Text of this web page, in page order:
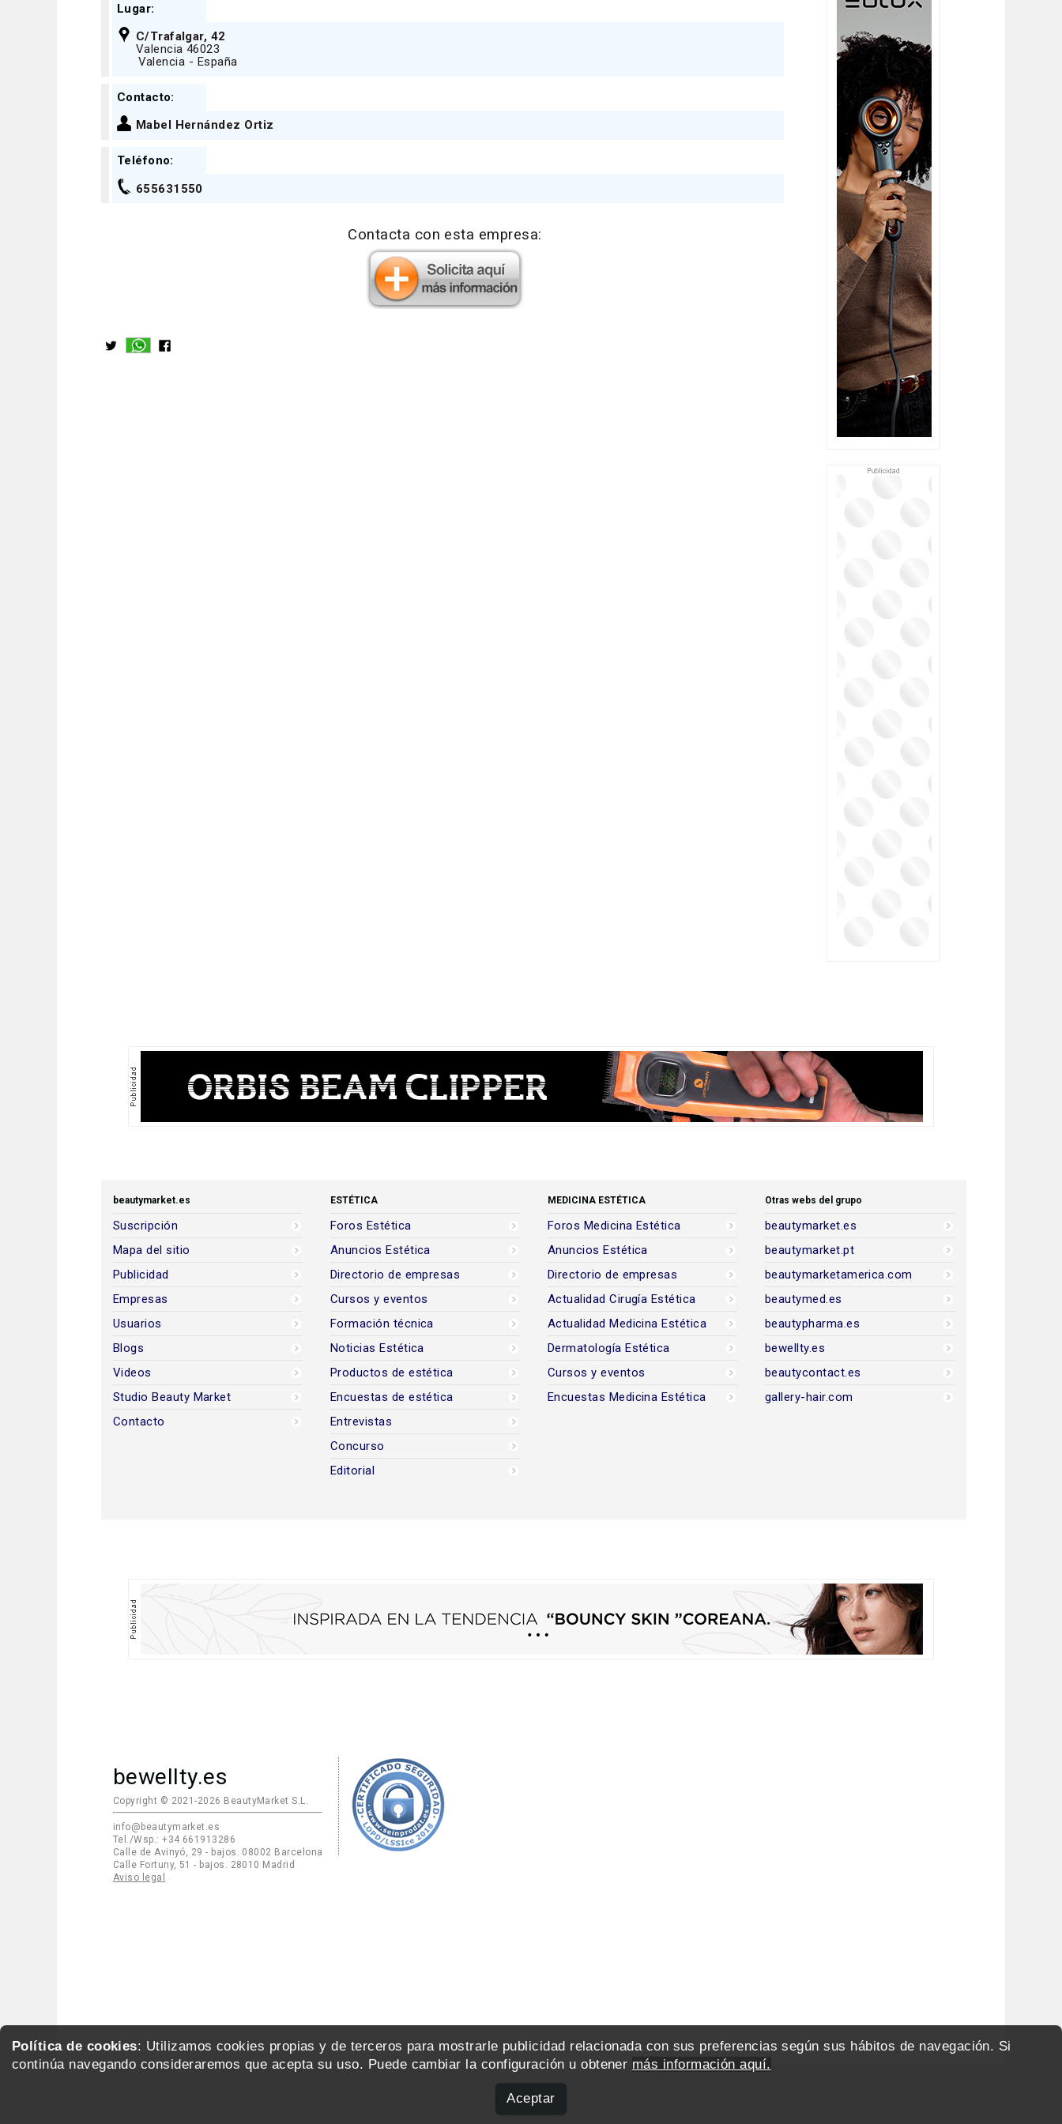
Política de cookies: Utilizamos cookies propias y de terceros para mostrarle publicidad relacionada con sus preferencias según sus hábitos de navegación. Si
continúa navegando consideraremos que acepta su uso. Puede cambiar la configuración u obtener más información aquí.
Aceptar
Lugar:
C/Trafalgar, 42
Valencia 46023
Valencia - España
Contacto:
Mabel Hernández Ortiz
Teléfono:
655631550
Contacta con esta empresa:
beautymarket.es
Suscripción
Mapa del sitio
Publicidad
Empresas
Usuarios
Blogs
Videos
Studio Beauty Market
Contacto
ESTÉTICA
Foros Estética
Anuncios Estética
Directorio de empresas
Cursos y eventos
Formación técnica
Noticias Estética
Productos de estética
Encuestas de estética
Entrevistas
Concurso
Editorial
MEDICINA ESTÉTICA
Foros Medicina Estética
Anuncios Estética
Directorio de empresas
Actualidad Cirugía Estética
Actualidad Medicina Estética
Dermatología Estética
Cursos y eventos
Encuestas Medicina Estética
Otras webs del grupo
beautymarket.es
beautymarket.pt
beautymarketamerica.com
beautymed.es
beautypharma.es
bewellty.es
beautycontact.es
gallery-hair.com
bewellty.es
Copyright © 2021-2026 BeautyMarket S.L.
info@beautymarket.es
Tel./Wsp.: +34 661913286
Calle de Avinyó, 29 - bajos. 08002 Barcelona
Calle Fortuny, 51 - bajos. 28010 Madrid
Aviso legal